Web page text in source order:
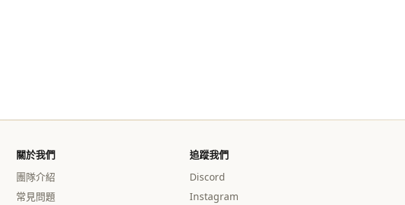
關於我們
團隊介紹
常見問題
追蹤我們
Discord
Instagram